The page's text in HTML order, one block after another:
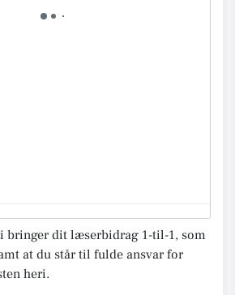
bringer dit læserbidrag 1-til-1, som
at du står til fulde ansvar for
heri.